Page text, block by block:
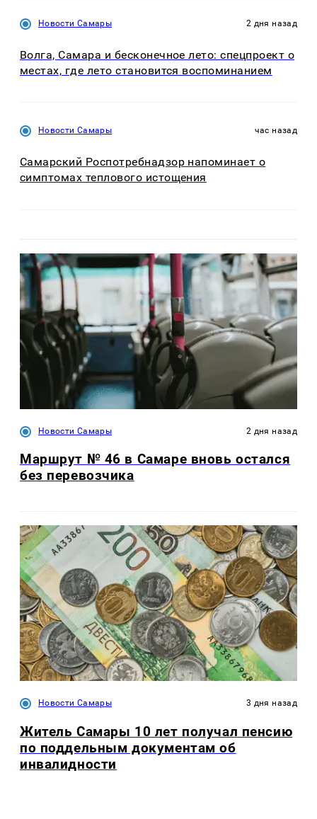
Новости Самары 2 дня назад
Волга, Самара и бесконечное лето: спецпроект о
местах, где лето становится воспоминанием
Новости Самары час назад
Самарский Роспотребнадзор напоминает о
симптомах теплового истощения
Новости Самары 2 дня назад
Маршрут № 46 в Самаре вновь остался
без перевозчика
Новости Самары 3 дня назад
Житель Самары 10 лет получал пенсию
по поддельным документам об
инвалидности